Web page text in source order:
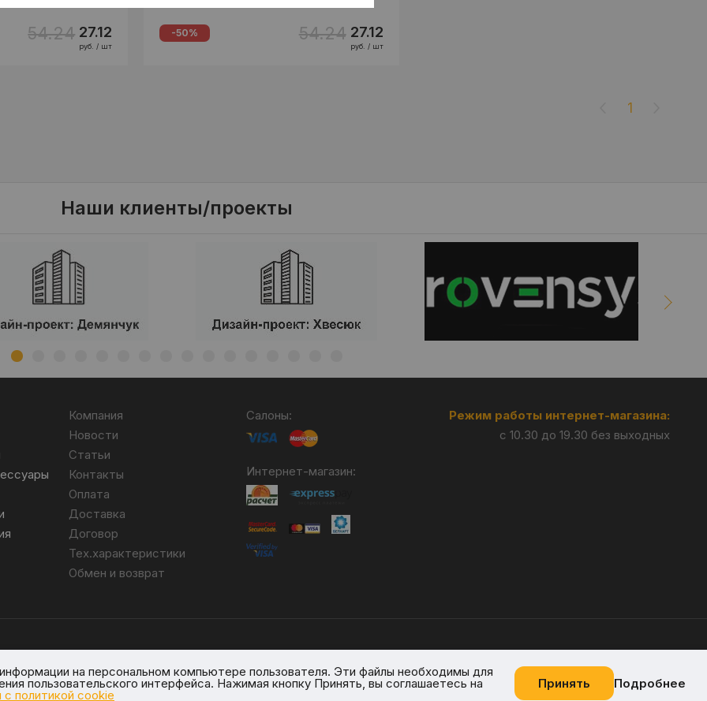
54.24 27.12
руб. / шт
-50% 54.24 27.12
руб. / шт
1
Наши клиенты/проекты
Компания
Новости
Статьи
Контакты
Оплата
Доставка
Договор
Тех.характеристики
Обмен и возврат
Салоны:
Интернет-магазин:
Режим работы интернет-магазина:
с 10.30 до 19.30 без выходных
реестре № 389066 от 03.08.2017.
ул. Линейная, 4/1.
Разработка —Giperlink.by
на персональном компьютере пользователя. Эти файлы необходимы для
пользовательского интерфейса. Нажимая кнопку Принять, вы соглашаетесь на
политикой cookie
Принять Подробнее